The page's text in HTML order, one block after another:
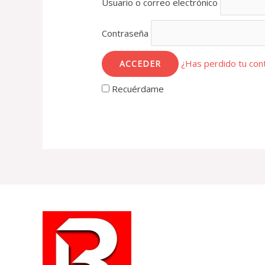
Contraseña
¿Has perdido tu
Recuérdame